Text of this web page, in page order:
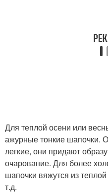
Для теплой осени или
ажурные тонкие шапочки.
легкие, они придают
очарование. Для более
шапочки вяжутся из
т.д.